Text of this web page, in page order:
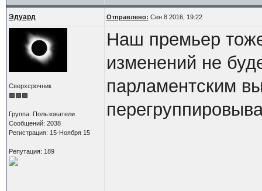
Эдуард Отправлено: Сен 8 2016, 19:22
Сверхсрочник
Группа: Пользователи
Сообщений: 2038
Регистрация: 15-Ноября 15
Репутация: 189
Наш премьер
изменений не
парламентским